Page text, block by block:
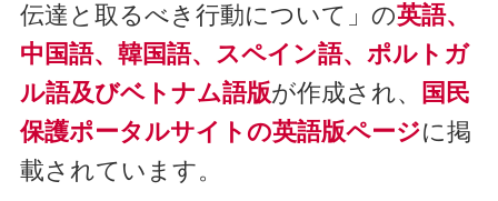
伝達と取るべき行動について」の英語、
中国語、韓国語、スペイン語、ポルトガ
ル語及びベトナム語版が作成され、
国民
保護ポータルサイトの英語版ページに掲
載されています。